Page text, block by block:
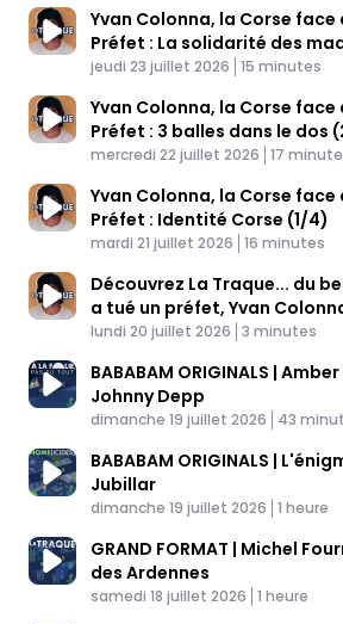
Yvan Colonna, la Corse
Préfet : La solidarité des
Published At
jeudi 23 juillet 2026 Time
15 minutes
Yvan Colonna, la Corse
Préfet : 3 balles dans le dos
Published At
mercredi 22 juillet 2026 Time
17
Yvan Colonna, la Corse
Préfet : Identité Corse (1/4)
Published At
mardi 21 juillet 2026 Time
16 minutes
Découvrez La Traque... du
a tué un préfet, Yvan
Published At
lundi 20 juillet 2026 Time
3 minutes
BABABAM ORIGINALS |
Johnny Depp
Published At
dimanche 19 juillet 2026 Time
43
BABABAM ORIGINALS |
Jubillar
Published At
dimanche 19 juillet 2026 Time
1 heure
GRAND FORMAT | Michel
des Ardennes
Published At
samedi 18 juillet 2026 Time
1 heure